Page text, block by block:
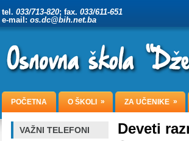
tel. 033/713-820; fax. 033/611-651
e-mail: os.dc@bih.net.ba
POČETNA O ŠKOLI » ZA UČENIKE »
Deveti
VAŽNI TELEFONI